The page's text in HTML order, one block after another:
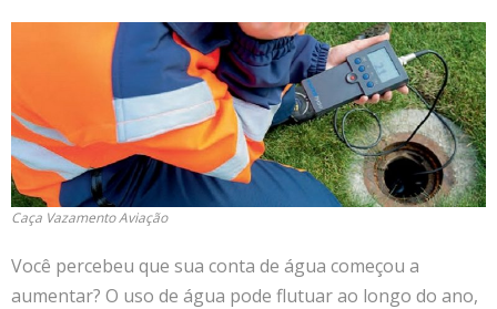
Caça Vazamento Aviação
Você percebeu que sua conta de água começou a
aumentar? O uso de água pode flutuar ao longo do ano,